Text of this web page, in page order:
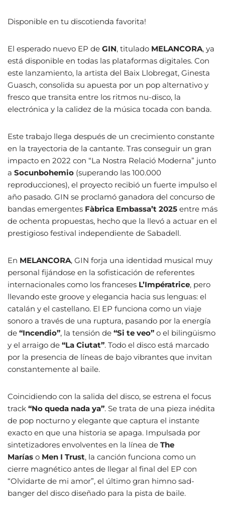
Disponible en tu discotienda favorita!
El esperado nuevo EP de GIN, titulado MELANCORA, ya
está disponible en todas las plataformas digitales. Con
este lanzamiento, la artista del Baix Llobregat, Ginesta
Guasch, consolida su apuesta por un pop alternativo y
fresco que transita entre los ritmos nu-disco, la
electrónica y la calidez de la música tocada con banda.
Este trabajo llega después de un crecimiento constante
en la trayectoria de la cantante. Tras conseguir un gran
impacto en 2022 con “La Nostra Relació Moderna” junto
a Socunbohemio (superando las 100.000
reproducciones), el proyecto recibió un fuerte impulso el
año pasado. GIN se proclamó ganadora del concurso de
bandas emergentes Fàbrica Embassa’t 2025 entre más
de ochenta propuestas, hecho que la llevó a actuar en el
prestigioso festival independiente de Sabadell.
En MELANCORA, GIN forja una identidad musical muy
personal fijándose en la sofisticación de referentes
internacionales como los franceses L’Impératrice, pero
llevando este groove y elegancia hacia sus lenguas: el
catalán y el castellano. El EP funciona como un viaje
sonoro a través de una ruptura, pasando por la energía
de “Incendio”, la tensión de “Si te veo” o el bilingüismo
y el arraigo de “La Ciutat”. Todo el disco está marcado
por la presencia de líneas de bajo vibrantes que invitan
constantemente al baile.
Coincidiendo con la salida del disco, se estrena el focus
track “No queda nada ya”. Se trata de una pieza inédita
de pop nocturno y elegante que captura el instante
exacto en que una historia se apaga. Impulsada por
sintetizadores envolventes en la línea de The
Marías o Men I Trust, la canción funciona como un
cierre magnético antes de llegar al final del EP con
“Olvidarte de mi amor”, el último gran himno sad-
banger del disco diseñado para la pista de baile.